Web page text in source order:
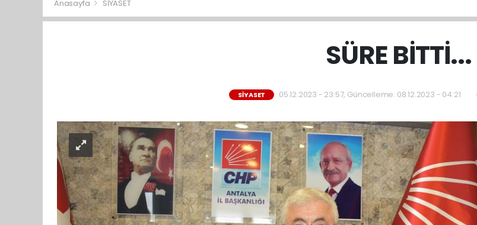
Anasayfa SİYASET
SÜRE BİTTİ...
SİYASET 05.12.2023 - 23:57, Güncelleme: 08.12.2023 - 04:21